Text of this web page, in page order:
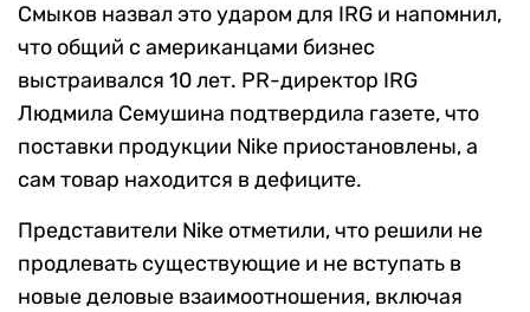
Смыков назвал это ударом для IRG и напомнил,
что общий с американцами бизнес
выстраивался 10 лет. PR-директор IRG
Людмила Семушина подтвердила газете, что
поставки продукции Nike приостановлены, а
сам товар находится в дефиците.
Представители Nike отметили, что решили не
продлевать существующие и не вступать в
новые деловые взаимоотношения, включая